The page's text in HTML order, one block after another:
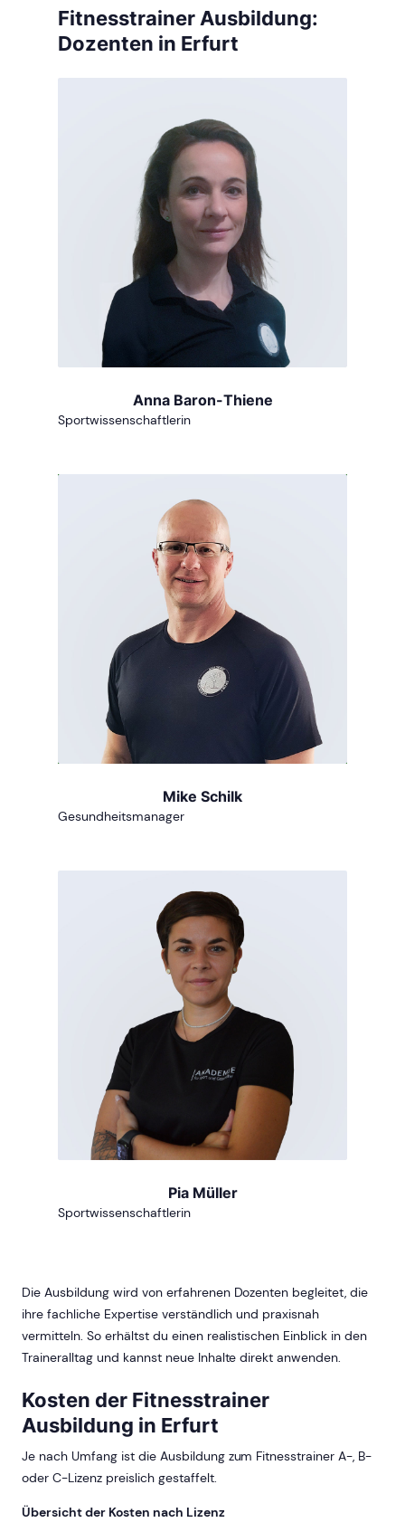
Fitnesstrainer Ausbildung:
Dozenten in Erfurt
Anna Baron-Thiene
Sportwissenschaftlerin
Mike Schilk
Gesundheitsmanager
Pia Müller
Sportwissenschaftlerin
Die Ausbildung wird von erfahrenen Dozenten begleitet, die
ihre fachliche Expertise verständlich und praxisnah
vermitteln. So erhältst du einen realistischen Einblick in den
Traineralltag und kannst neue Inhalte direkt anwenden.
Kosten der Fitnesstrainer
Ausbildung in Erfurt
Je nach Umfang ist die Ausbildung zum Fitnesstrainer A-, B-
oder C-Lizenz preislich gestaffelt.
Übersicht der Kosten nach Lizenz